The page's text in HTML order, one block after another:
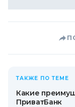
ТАКЖЕ ПО ТЕМЕ
Какие
ПриватБанк